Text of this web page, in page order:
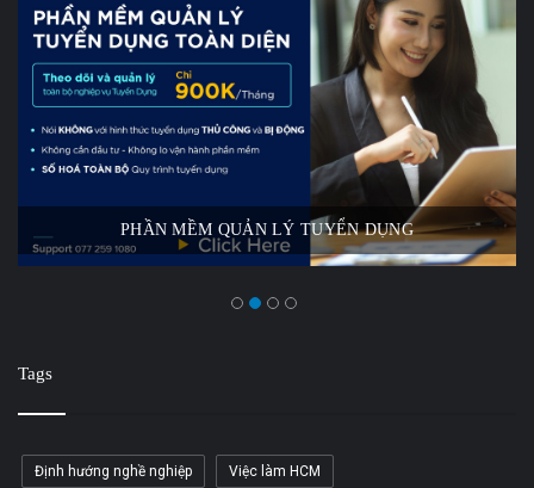
PHẦN MỀM QUẢN LÝ TUYỂN DỤNG
Tags
Định hướng nghề nghiệp Việc làm HCM